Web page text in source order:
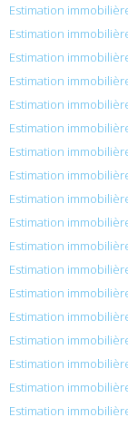
Estimation
Estimation
Estimation
Estimation
Estimation
Estimation
Estimation
Estimation
Estimation
Estimation
Estimation
Estimation
Estimation
Estimation
Estimation
Estimation
Estimation
Estimation